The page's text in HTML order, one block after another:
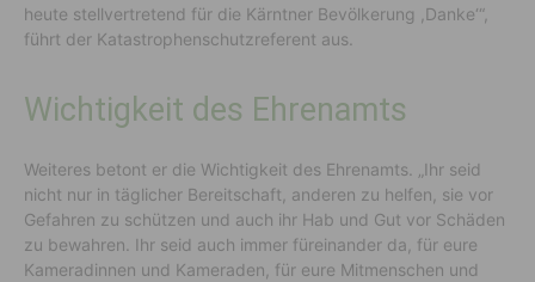
heute stellvertretend für die Kärntner Bevölkerung ,Danke‘“,
führt der Katastrophenschutzreferent aus.
Wichtigkeit des Ehrenamts
Weiteres betont er die Wichtigkeit des Ehrenamts. „Ihr seid
nicht nur in täglicher Bereitschaft, anderen zu helfen, sie vor
Gefahren zu schützen und auch ihr Hab und Gut vor Schäden
zu bewahren. Ihr seid auch immer füreinander da, für eure
Kameradinnen und Kameraden, für eure Mitmenschen und